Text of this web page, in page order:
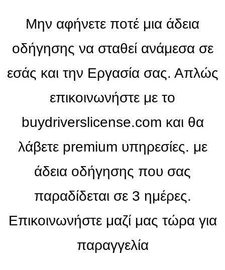
Μην αφήνετε ποτέ μια άδεια
οδήγησης να σταθεί ανάμεσα σε
εσάς και την Εργασία σας. Απλώς
επικοινωνήστε με το
buydriverslicense.com και θα
λάβετε premium υπηρεσίες. με
άδεια οδήγησης που σας
παραδίδεται σε 3 ημέρες.
Επικοινωνήστε μαζί μας τώρα για
παραγγελία